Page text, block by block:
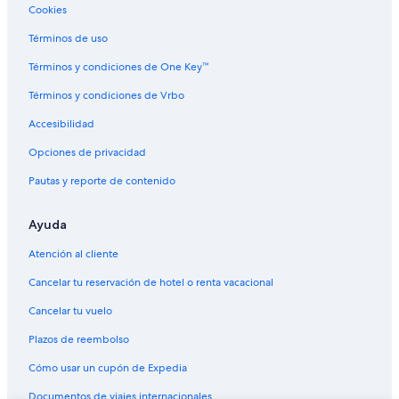
Cookies
Términos de uso
Términos y condiciones de One Key™
Términos y condiciones de Vrbo
Accesibilidad
Opciones de privacidad
Pautas y reporte de contenido
Ayuda
Atención al cliente
Cancelar tu reservación de hotel o renta vacacional
Cancelar tu vuelo
Plazos de reembolso
Cómo usar un cupón de Expedia